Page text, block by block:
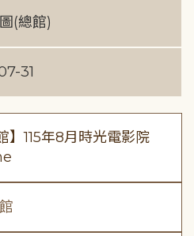
(總館)
31
】115年8月時光電影院